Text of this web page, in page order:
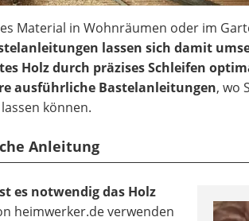
Material in Wohnräumen oder im
lassen sich damit
Holz durch präzises Schleifen
ausführliche Bastelanleitungen, wo
können.
Anleitung
es notwendig das Holz
heimwerker.de verwenden